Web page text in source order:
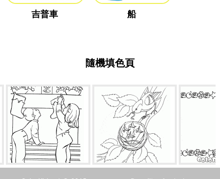
吉普車 船
隨機填色頁
孩子的好奇心 在巢的雛鳥 仙